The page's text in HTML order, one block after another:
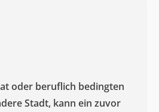
oder beruflich bedingten
Stadt, kann ein zuvor